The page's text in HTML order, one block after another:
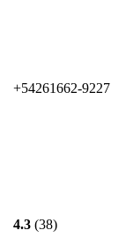
+54261662-9227
4.3 (38)